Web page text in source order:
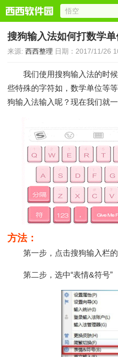
搜狗输入法如何打数学单
来源: 西西整理 日期：2017/11/26
我们使用搜狗输入法的时
些特殊的字符如，数学单位等
狗输入法输入呢？现在我们就一
方法：
第一步，点击搜狗输入栏
第二步，选中“表情&符号”